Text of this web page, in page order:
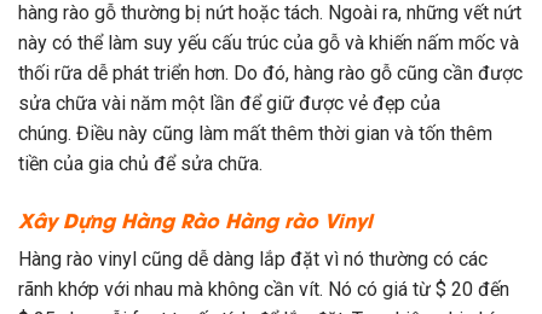
hàng rào gỗ thường bị nứt hoặc tách. Ngoài ra, những vết nứt
này có thể làm suy yếu cấu trúc của gỗ và khiến nấm mốc và
thối rữa dễ phát triển hơn. Do đó, hàng rào gỗ cũng cần được
sửa chữa vài năm một lần để giữ được vẻ đẹp của
chúng. Điều này cũng làm mất thêm thời gian và tốn thêm
tiền của gia chủ để sửa chữa.
Xây Dựng Hàng Rào Hàng rào Vinyl
Hàng rào vinyl cũng dễ dàng lắp đặt vì nó thường có các
rãnh khớp với nhau mà không cần vít. Nó có giá từ $ 20 đến